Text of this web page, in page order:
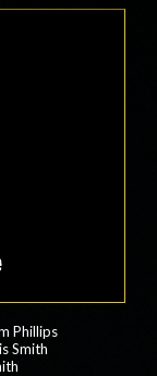
Phillips
Smith